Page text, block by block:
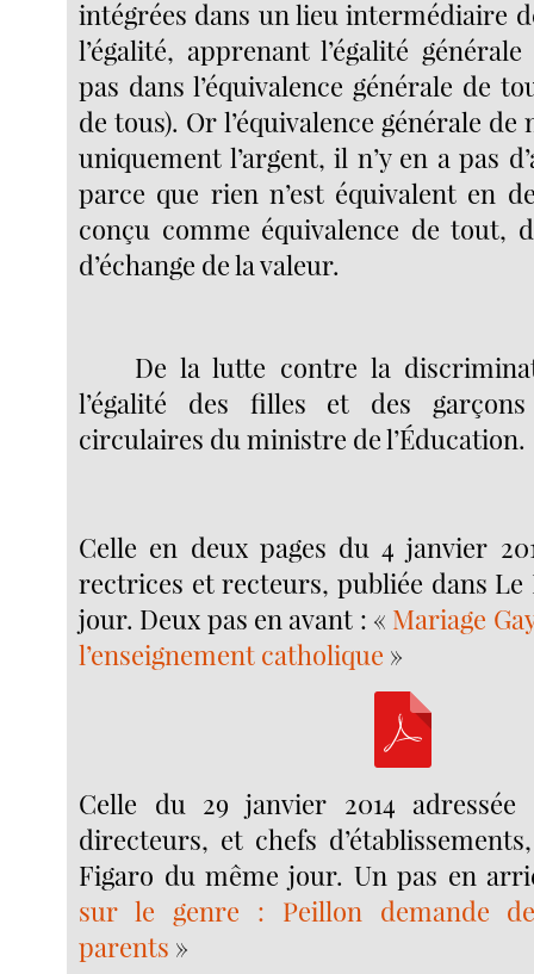
intégrées dans un lieu intermédiaire
l’égalité, apprenant l’égalité
pas dans l’équivalence générale de
de tous). Or l’équivalence générale de
uniquement l’argent, il n’y en a pas
parce que rien n’est équivalent en
conçu comme équivalence de tout,
d’échange de la valeur.
De la lutte contre la
l’égalité des filles et des
circulaires du ministre de l’Éducation.
Celle en deux pages du 4 janvier
rectrices et recteurs, publiée dans Le
jour. Deux pas en avant : « Mariage
l’enseignement catholique »
Celle du 29 janvier 2014 adressée
directeurs, et chefs
Figaro du même jour. Un pas en
sur le genre : Peillon demande
parents »